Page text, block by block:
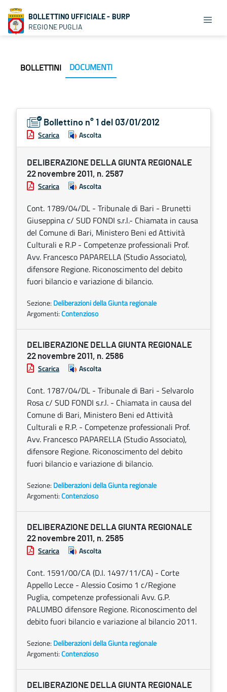
BOLLETTINO UFFICIALE - BURP
REGIONE PUGLIA
BOLLETTINI DOCUMENTI
Bollettino n° 1 del 03/01/2012
Scarica Ascolta
DELIBERAZIONE DELLA GIUNTA REGIONALE
22 novembre 2011, n. 2587
Scarica Ascolta
Cont. 1789/04/DL - Tribunale di Bari - Brunetti
Giuseppina c/ SUD FONDI s.r.l.- Chiamata in causa
del Comune di Bari, Ministero Beni ed Attività
Culturali e R.P - Competenze professionali Prof.
Avv. Francesco PAPARELLA (Studio Associato),
difensore Regione. Riconoscimento del debito
fuori bilancio e variazione di bilancio.
Sezione: Deliberazioni della Giunta regionale
Argomenti:Contenzioso
DELIBERAZIONE DELLA GIUNTA REGIONALE
22 novembre 2011, n. 2586
Scarica Ascolta
Cont. 1787/04/DL - Tribunale di Bari - Selvarolo
Rosa c/ SUD FONDI s.r.l. - Chiamata in causa del
Comune di Bari, Ministero Beni ed Attività
Culturali e R.P. - Competenze professionali Prof.
Avv. Francesco PAPARELLA (Studio Associato),
difensore Regione. Riconoscimento del debito
fuori bilancio e variazione di bilancio.
Sezione: Deliberazioni della Giunta regionale
Argomenti:Contenzioso
DELIBERAZIONE DELLA GIUNTA REGIONALE
22 novembre 2011, n. 2585
Scarica Ascolta
Cont. 1591/00/CA (D.I. 1497/11/CA) - Corte
Appello Lecce - Alessio Cosimo 1 c/Regione
Puglia, competenze professionali Avv. G.P.
PALUMBO difensore Regione. Riconoscimento del
debito fuori bilancio e variazione al bilancio 2011.
Sezione: Deliberazioni della Giunta regionale
Argomenti:Contenzioso
DELIBERAZIONE DELLA GIUNTA REGIONALE